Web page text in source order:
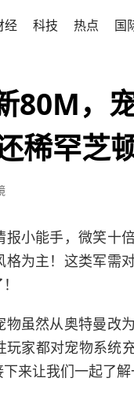
经 科技 热点 国
80M，
稀罕芝
小能手，微笑十
为主！这类军需
虽然从奥特曼改
家都对宠物系统
来让我们一起了解